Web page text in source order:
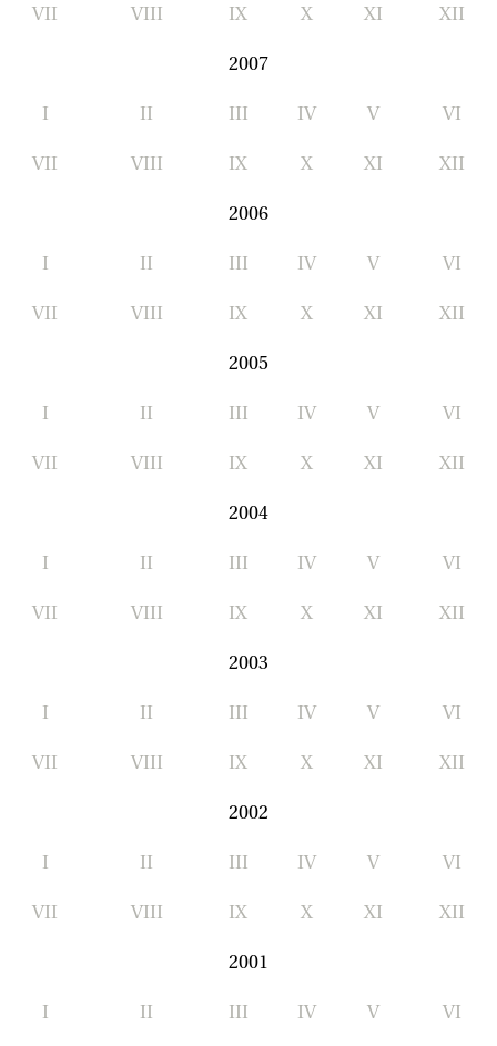
VII VIII IX X XI XII
2007
I II III IV V VI
VII VIII IX X XI XII
2006
I II III IV V VI
VII VIII IX X XI XII
2005
I II III IV V VI
VII VIII IX X XI XII
2004
I II III IV V VI
VII VIII IX X XI XII
2003
I II III IV V VI
VII VIII IX X XI XII
2002
I II III IV V VI
VII VIII IX X XI XII
2001
I II III IV V VI